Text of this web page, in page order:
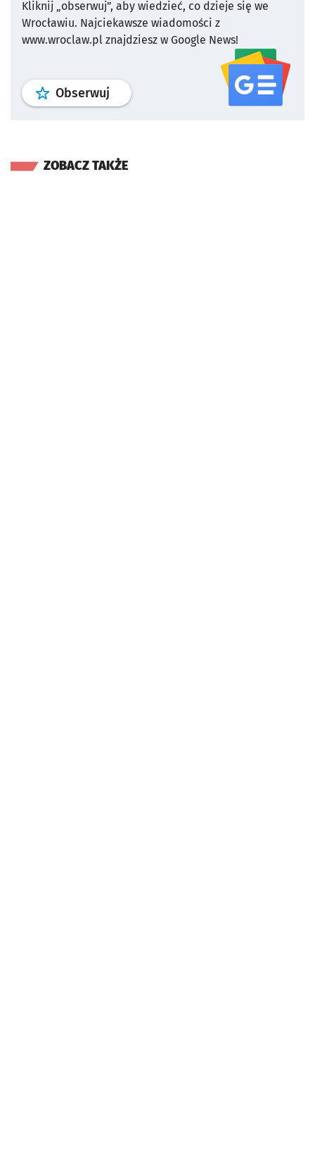
Kliknij „obserwuj”, aby wiedzieć, co dzieje się we
Wrocławiu. Najciekawsze wiadomości z
www.wroclaw.pl znajdziesz w Google News!
Obserwuj profil serwisu
ZOBACZ TAKŻE